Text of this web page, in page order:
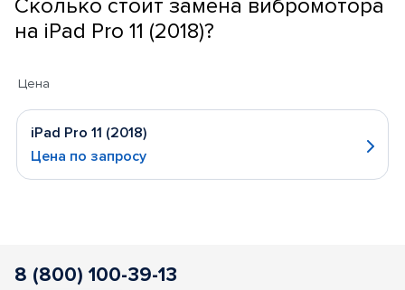
Сколько стоит замена вибромотора
на iPad Pro 11 (2018)?
Цена
iPad Pro 11 (2018)
Цена по запросу
8 (800) 100-39-13